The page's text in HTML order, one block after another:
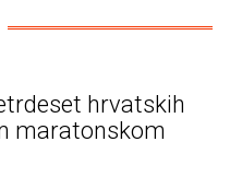
hrvatskih
maratonskom